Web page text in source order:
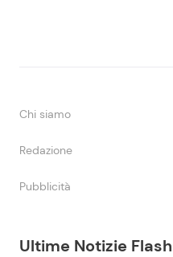
Ultime Notizie Flash
Chi siamo
Redazione
Pubblicità